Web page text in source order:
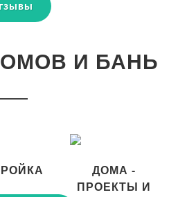
И БАНЬ
ДОМА -
ПРОЕКТЫ И